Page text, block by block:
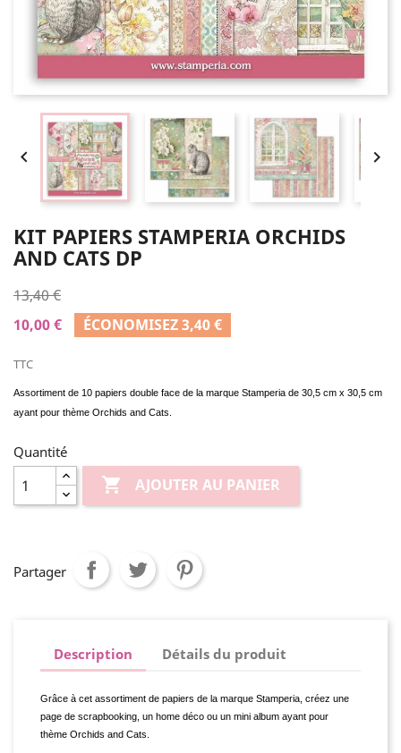
 
KIT PAPIERS STAMPERIA ORCHIDS
AND CATS DP
13,40 €
10,00 €
ÉCONOMISEZ 3,40 €
TTC
Assortiment de 10 papiers double face de la marque Stamperia de 30,5 cm x 30,5 cm
ayant pour thème Orchids and Cats.
Quantité
 AJOUTER AU PANIER
Partager
Description Détails du produit
Grâce à cet assortiment de papiers de la marque Stamperia, créez une
page de scrapbooking, un home déco ou un mini album ayant pour
thème Orchids and Cats.